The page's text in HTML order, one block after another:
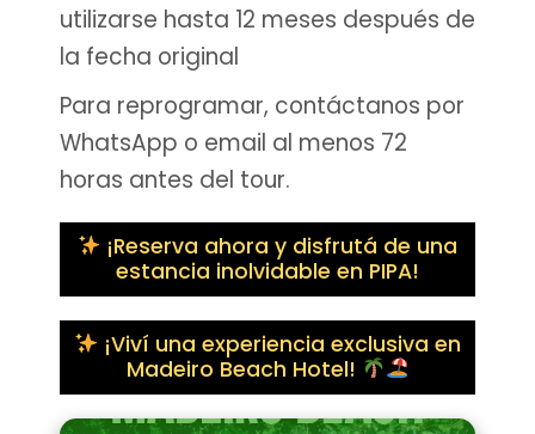
utilizarse hasta 12 meses después de
la fecha original
Para reprogramar, contáctanos por
WhatsApp o email al menos 72
horas antes del tour.
¡Reserva ahora y disfrutá de una
estancia inolvidable en PIPA!
¡Viví una experiencia exclusiva en
Madeiro Beach Hotel!